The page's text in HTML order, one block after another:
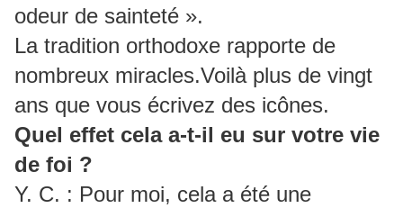
odeur de sainteté ».
La tradition orthodoxe rapporte de
nombreux miracles.Voilà plus de vingt
ans que vous écrivez des icônes.
Quel effet cela a-t-il eu sur votre vie
de foi ?
Y. C. : Pour moi, cela a été une